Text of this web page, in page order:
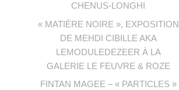
CHENUS-LONGHI
« MATIÈRE NOIRE », EXPOSITION
DE MEHDI CIBILLE AKA
LEMODULEDEZEER À LA
GALERIE LE FEUVRE & ROZE
FINTAN MAGEE – « PARTICLES »